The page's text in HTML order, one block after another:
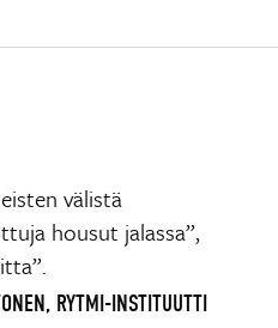
välistä
housut jalassa”,
RYTMI-INSTITUUTTI